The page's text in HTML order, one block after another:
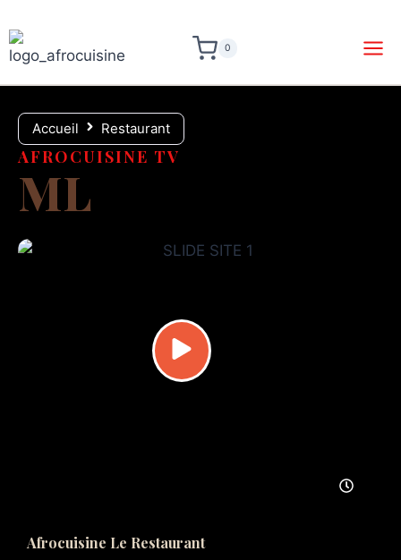
0
Accueil Restaurant
AFROCUISINE TV
ML
Afrocuisine Le Restaurant